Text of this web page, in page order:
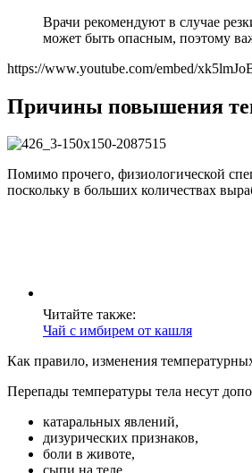
Врачи рекомендуют в случае
может быть опасным, поэтому
https://www.youtube.com/embed/
Причины повышения
Помимо прочего, физиологической
поскольку в больших количествах
Читайте также:
Чай с имбирем от кашля
Как правило, изменения
Перепады температуры тела несут
катаральных явлений,
дизурических признаков,
боли в животе,